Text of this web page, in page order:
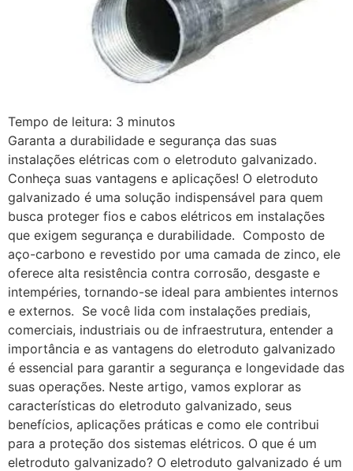
Tempo de leitura: 3 minutos
Garanta a durabilidade e segurança das suas
instalações elétricas com o eletroduto galvanizado.
Conheça suas vantagens e aplicações! O eletroduto
galvanizado é uma solução indispensável para quem
busca proteger fios e cabos elétricos em instalações
que exigem segurança e durabilidade. Composto de
aço-carbono e revestido por uma camada de zinco, ele
oferece alta resistência contra corrosão, desgaste e
intempéries, tornando-se ideal para ambientes internos
e externos. Se você lida com instalações prediais,
comerciais, industriais ou de infraestrutura, entender a
importância e as vantagens do eletroduto galvanizado
é essencial para garantir a segurança e longevidade das
suas operações. Neste artigo, vamos explorar as
características do eletroduto galvanizado, seus
benefícios, aplicações práticas e como ele contribui
para a proteção dos sistemas elétricos. O que é um
eletroduto galvanizado? O eletroduto galvanizado é um